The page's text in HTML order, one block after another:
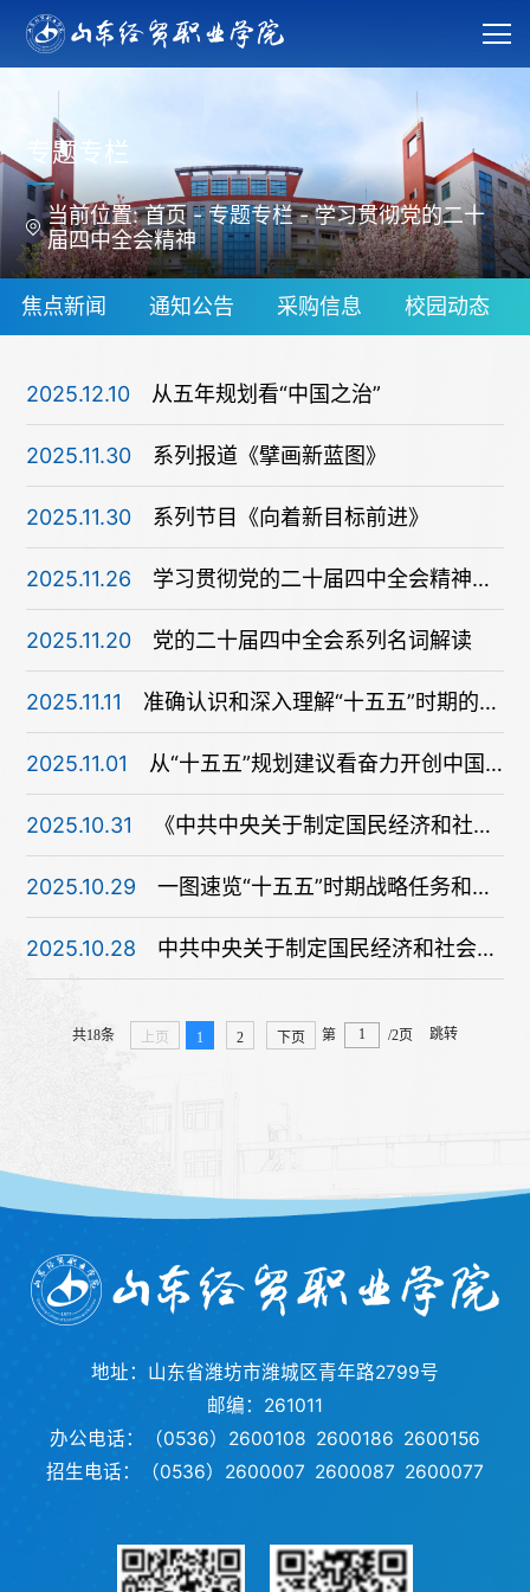
专题专栏
当前位置:首页 -专题专栏-学习贯彻党的二十
届四中全会精神
焦点新闻 通知公告 采购信息 校园动态
2025.12.10 从五年规划看“中国之治”
2025.11.30 系列报道《擘画新蓝图》
2025.11.30 系列节目《向着新目标前进》
2025.11.26 学习贯彻党的二十届四中全会精神权威访谈
2025.11.20 党的二十届四中全会系列名词解读
2025.11.11 准确认识和深入理解“十五五”时期的重要地位
2025.11.01 从“十五五”规划建议看奋力开创中国式现代化建设新局面
2025.10.31 《中共中央关于制定国民经济和社会发展第十五个五年规划的建议》辅导读本
2025.10.29 一图速览“十五五”时期战略任务和重大举措
2025.10.28 中共中央关于制定国民经济和社会发展第十五个五年规划的建议
共18条 上页 1 2 下页 第 /2页 跳转
地址：山东省潍坊市潍城区青年路2799号
邮编：261011
办公电话：（0536）2600108 2600186 2600156
招生电话：（0536）2600007 2600087 2600077